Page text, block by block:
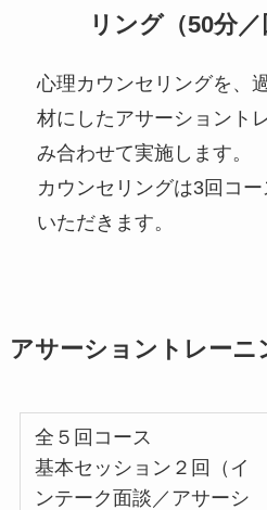
リング（50分／
心理カウンセリングを、
材にしたアサーショント
み合わせて実施します。
カウンセリングは3回コ
いただきます。
アサーショントレーニ
全５回コース
基本セッション２回（イ
ンテーク面談／アサーシ